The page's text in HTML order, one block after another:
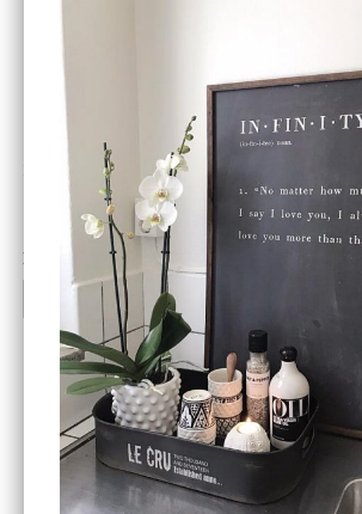
Cloudy kruka mini, vit
199 kr
KÖP
vit,
INFO
-20%